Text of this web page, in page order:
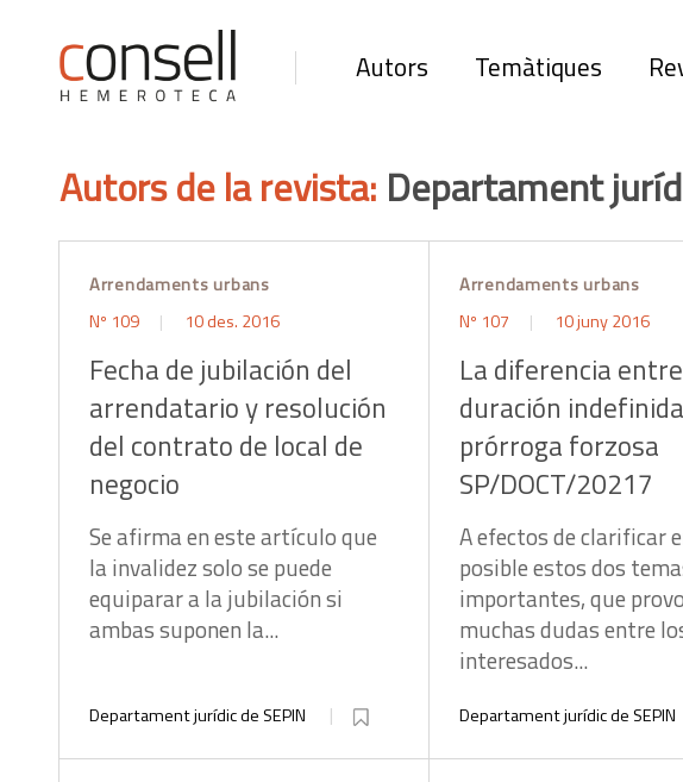
Autors Temàtiques
Autors de la revista: Departament
Arrendaments urbans
Nº 109
10 des. 2016
Fecha de jubilación del
arrendatario y resolución
del contrato de local de
negocio
Se afirma en este artículo que
la invalidez solo se puede
equiparar a la jubilación si
ambas suponen la...
Departament jurídic de SEPIN
Arrendaments urbans
Nº 107
10 juny 2016
La diferencia entre
duración
prórroga forzosa
SP/DOCT/20217
A efectos de clarificar
posible estos dos
importantes, que
muchas dudas entre
interesados...
Departament jurídic de SEPIN